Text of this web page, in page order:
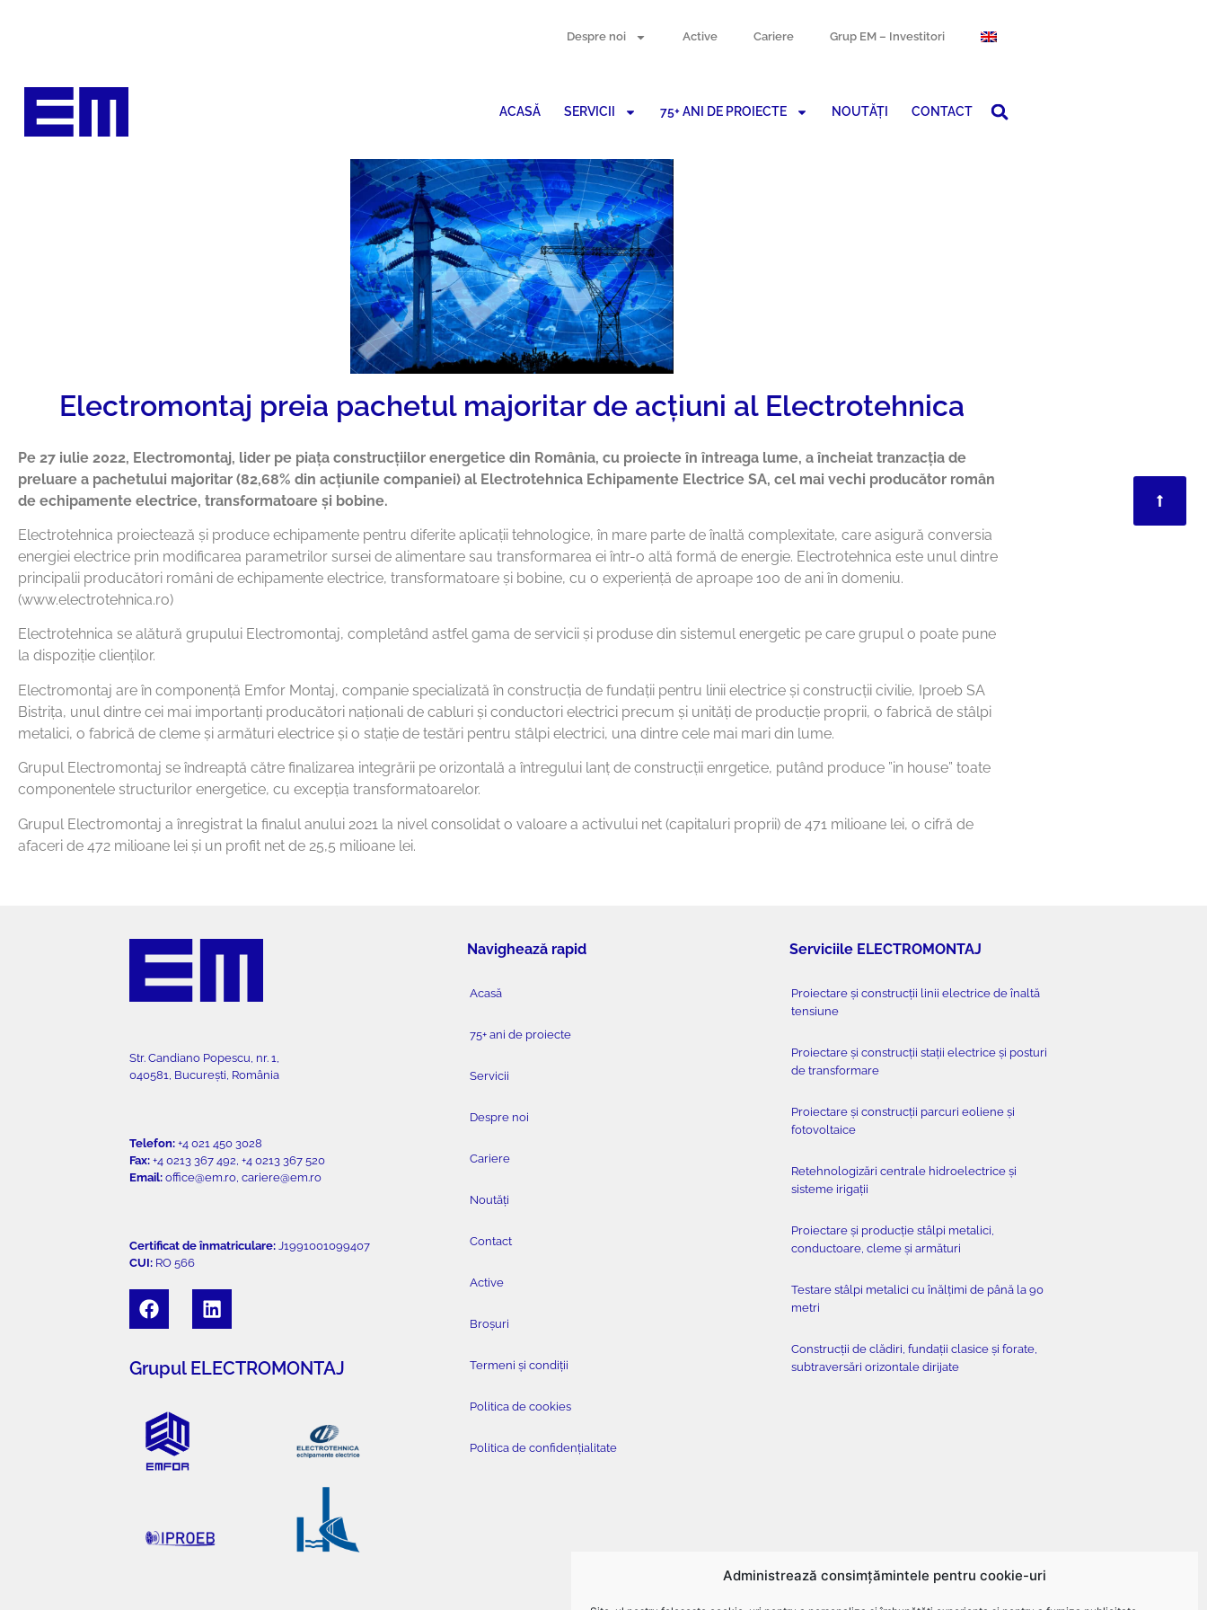
Administrează consimțămintele pentru cookie-uri
Despre noi Active Cariere Grup EM – Investitori
ACASĂ SERVICII 75+ ANI DE PROIECTE NOUTĂȚI CONTACT
Electromontaj preia pachetul majoritar de acțiuni al Electrotehnica
Pe 27 iulie 2022, Electromontaj, lider pe piața construcțiilor energetice din România, cu proiecte în întreaga lume, a încheiat tranzacția de
preluare a pachetului majoritar (82,68% din acțiunile companiei) al Electrotehnica Echipamente Electrice SA, cel mai vechi producător român
de echipamente electrice, transformatoare și bobine.
Electrotehnica proiectează și produce echipamente pentru diferite aplicații tehnologice, în mare parte de înaltă complexitate, care asigură conversia
energiei electrice prin modificarea parametrilor sursei de alimentare sau transformarea ei într-o altă formă de energie. Electrotehnica este unul dintre
principalii producători români de echipamente electrice, transformatoare și bobine, cu o experiență de aproape 100 de ani în domeniu.
(www.electrotehnica.ro)
Electrotehnica se alătură grupului Electromontaj, completând astfel gama de servicii și produse din sistemul energetic pe care grupul o poate pune
la dispoziție clienților.
Electromontaj are în componență Emfor Montaj, companie specializată în construcția de fundații pentru linii electrice și construcții civilie, Iproeb SA
Bistrița, unul dintre cei mai importanți producători naționali de cabluri și conductori electrici precum și unități de producție proprii, o fabrică de stâlpi
metalici, o fabrică de cleme și armături electrice și o stație de testări pentru stâlpi electrici, una dintre cele mai mari din lume.
Grupul Electromontaj se îndreaptă către finalizarea integrării pe orizontală a întregului lanț de construcții enrgetice, putând produce ”in house” toate
componentele structurilor energetice, cu excepția transformatoarelor.
Grupul Electromontaj a înregistrat la finalul anului 2021 la nivel consolidat o valoare a activului net (capitaluri proprii) de 471 milioane lei, o cifră de
afaceri de 472 milioane lei și un profit net de 25,5 milioane lei.
Str. Candiano Popescu, nr. 1,
040581, București, România
Telefon: +4 021 450 3028
Fax: +4 0213 367 492, +4 0213 367 520
Email: office@em.ro, cariere@em.ro
Certificat de înmatriculare: J1991001099407
CUI: RO 566
Grupul ELECTROMONTAJ
Navighează rapid
Acasă
75+ ani de proiecte
Servicii
Despre noi
Cariere
Noutăți
Contact
Active
Broșuri
Termeni și condiții
Politica de cookies
Politica de confidențialitate
Serviciile ELECTROMONTAJ
Proiectare și construcții linii electrice de înaltă
tensiune
Proiectare și construcții stații electrice și posturi
de transformare
Proiectare și construcții parcuri eoliene și
fotovoltaice
Retehnologizări centrale hidroelectrice și
sisteme irigații
Proiectare și producție stâlpi metalici,
conductoare, cleme și armături
Testare stâlpi metalici cu înălțimi de până la 90
metri
Construcții de clădiri, fundații clasice și forate,
subtraversări orizontale dirijate